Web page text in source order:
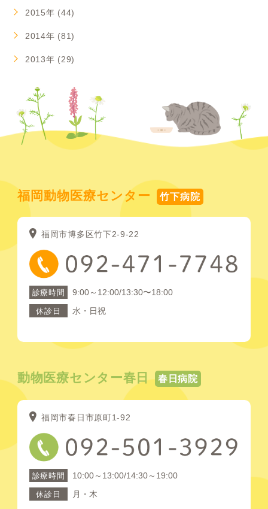
2015年 (44)
2014年 (81)
2013年 (29)
福岡動物医療センター 竹下病院
福岡市博多区竹下2-9-22
診療時間 9:00～12:00/13:30〜18:00
休診日 水・日祝
動物医療センター春日 春日病院
福岡市春日市原町1-92
診療時間 10:00～13:00/14:30～19:00
休診日 月・木